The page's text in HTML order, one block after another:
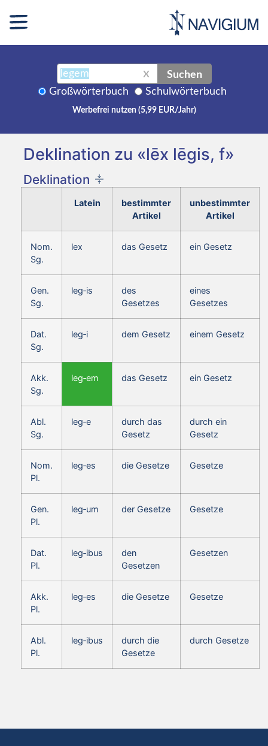
X Suchen
Großwörterbuch Schulwörterbuch
Werbefrei nutzen (5,99 EUR/Jahr)
Deklination zu «lēx lēgis, f»
Deklination
Latein
bestimmter
Artikel
unbestimmter
Artikel
Nom.
Sg.
lex das Gesetz ein Gesetz
Gen.
Sg.
leg‑is
des
Gesetzes
eines
Gesetzes
Dat.
Sg.
leg‑i dem Gesetz einem Gesetz
Akk.
Sg.
leg‑em das Gesetz ein Gesetz
Abl.
Sg.
leg‑e
durch das
Gesetz
durch ein
Gesetz
Nom.
Pl.
leg‑es die Gesetze Gesetze
Gen.
Pl.
leg‑um der Gesetze Gesetze
Dat.
Pl.
leg‑ibus
den
Gesetzen
Gesetzen
Akk.
Pl.
leg‑es die Gesetze Gesetze
Abl.
Pl.
leg‑ibus
durch die
Gesetze
durch Gesetze